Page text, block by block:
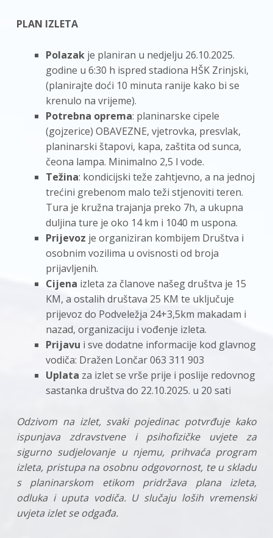
PLAN IZLETA
Polazakje planiran u nedjelju 26.10.2025.
godine u 6:30 h ispred stadiona HŠK Zrinjski,
(planirajte doći 10 minuta ranije kako bi se
krenulo na vrijeme).
Potrebna oprema: planinarske cipele
(gojzerice) OBAVEZNE, vjetrovka, presvlak,
planinarski štapovi, kapa, zaštita od sunca,
čeona lampa. Minimalno 2,5 l vode.
Težina: kondicijski teže zahtjevno, a na jednoj
trećini grebenom malo teži stjenoviti teren.
Tura je kružna trajanja preko 7h, a ukupna
duljina ture je oko 14 km i 1040 m uspona.
Prijevoz je organiziran kombijem Društva i
osobnim vozilima u ovisnosti od broja
prijavljenih.
Cijena izleta za članove našeg društva je 15
KM, a ostalih društava 25 KM te uključuje
prijevoz do Podveležja 24+3,5km makadam i
nazad, organizaciju i vođenje izleta.
Prijavu i sve dodatne informacije kod glavnog
vodiča: Dražen Lončar 063 311 903
Uplata za izlet se vrše prije i poslije redovnog
sastanka društva do 22.10.2025. u 20 sati
Odzivom na izlet, svaki pojedinac potvrđuje kako
ispunjava zdravstvene i psihofizičke uvjete za
sigurno sudjelovanje u njemu, prihvaća program
izleta, pristupa na osobnu odgovornost, te u skladu
s planinarskom etikom pridržava plana izleta,
odluka i uputa vodiča. U slučaju loših vremenski
uvjeta izlet se odgađa.